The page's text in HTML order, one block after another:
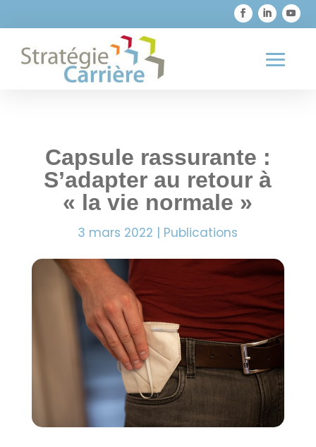
Capsule rassurante :
S’adapter au retour à
« la vie normale »
3 mars 2022 | Publications